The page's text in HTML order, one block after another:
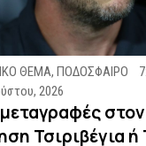
ΘΕΜΑ, ΠΟΔΟΣΦΑΙΡΟ
2026
Τσιριβέγια ή